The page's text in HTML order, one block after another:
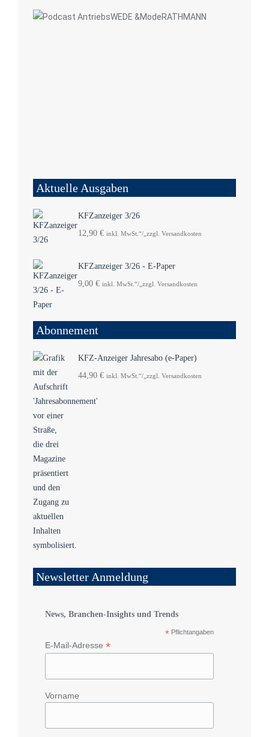
Aktuelle Ausgaben
KFZanzeiger 3/26
12,90 € inkl. MwSt.“/„zzgl. Versandkosten
KFZanzeiger 3/26 - E-Paper
9,00 € inkl. MwSt.“/„zzgl. Versandkosten
Abonnement
KFZ-Anzeiger Jahresabo (e-Paper)
44,90 € inkl. MwSt.“/„zzgl. Versandkosten
Newsletter Anmeldung
News, Branchen-Insights und Trends
* Pflichtangaben
E-Mail-Adresse *
Vorname